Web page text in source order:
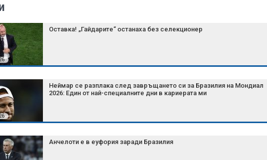
Оставка! „Гайдарите“ останаха без селекционер
Неймар се разплака след завръщането си за Бразилия на Мондиал
2026: Един от най-специалните дни в кариерата ми
Анчелоти е в еуфория заради Бразилия